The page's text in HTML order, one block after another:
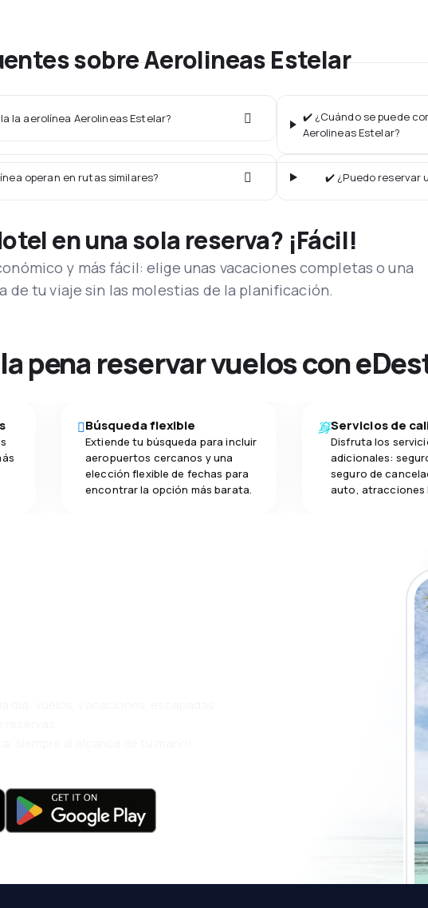
sobre Aerolineas Estelar
la aerolínea Aerolineas Estelar?
✔️ ¿Cuándo se puede
Aerolineas Estelar?
operan en rutas similares? ✔️ ¿Puedo reservar
en una sola reserva? ¡Fácil!
y más fácil: elige unas vacaciones completas o una
de tu viaje sin las molestias de la planificación.
pena reservar vuelos con
Búsqueda flexible
Extiende tu búsqueda para incluir
aeropuertos cercanos y una
elección flexible de fechas para
encontrar la opción más barata.
Servicios de
Disfruta los
adicionales:
seguro de
auto, atracciones